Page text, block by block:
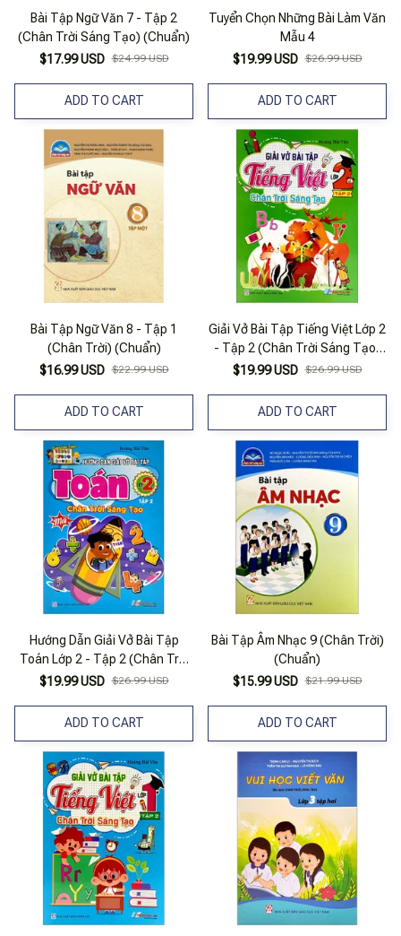
Bài Tập Ngữ Văn 7 - Tập 2
(Chân Trời Sáng Tạo) (Chuẩn)
$17.99 USD $24.99 USD
ADD TO CART
Tuyển Chọn Những Bài Làm Văn
Mẫu 4
$19.99 USD $26.99 USD
ADD TO CART
Bài Tập Ngữ Văn 8 - Tập 1
(Chân Trời) (Chuẩn)
$16.99 USD $22.99 USD
ADD TO CART
Giải Vở Bài Tập Tiếng Việt Lớp 2
- Tập 2 (Chân Trời Sáng Tạo)
(2022)
$19.99 USD $26.99 USD
ADD TO CART
Hướng Dẫn Giải Vở Bài Tập
Toán Lớp 2 - Tập 2 (Chân Trời
Sáng Tạo)
$19.99 USD $26.99 USD
ADD TO CART
Bài Tập Âm Nhạc 9 (Chân Trời)
(Chuẩn)
$15.99 USD $21.99 USD
ADD TO CART